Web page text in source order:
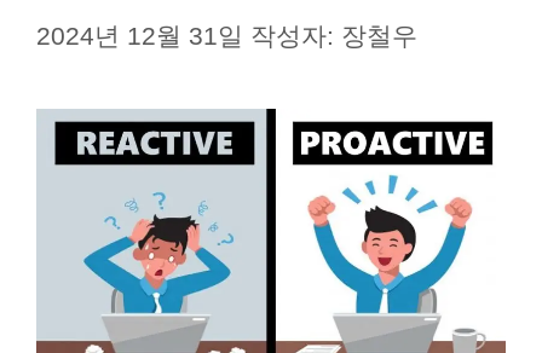
2024년 12월 31일 작성자: 장철우